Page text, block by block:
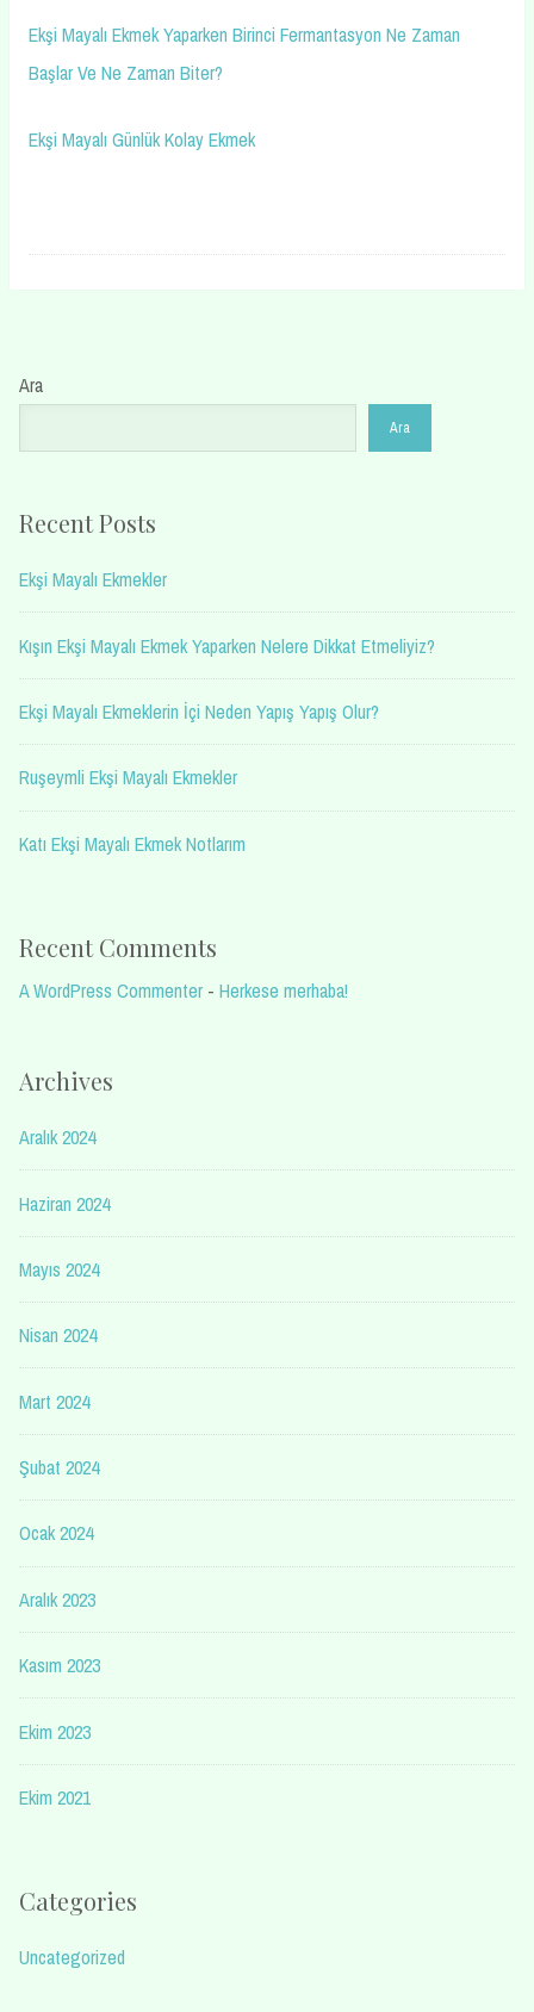
Ekşi Mayalı Ekmek Yaparken Birinci Fermantasyon Ne Zaman
Başlar Ve Ne Zaman Biter?
Ekşi Mayalı Günlük Kolay Ekmek
Ara
Ara
Recent Posts
Ekşi Mayalı Ekmekler
Kışın Ekşi Mayalı Ekmek Yaparken Nelere Dikkat Etmeliyiz?
Ekşi Mayalı Ekmeklerin İçi Neden Yapış Yapış Olur?
Ruşeymli Ekşi Mayalı Ekmekler
Katı Ekşi Mayalı Ekmek Notlarım
Recent Comments
A WordPress Commenter - Herkese merhaba!
Archives
Aralık 2024
Haziran 2024
Mayıs 2024
Nisan 2024
Mart 2024
Şubat 2024
Ocak 2024
Aralık 2023
Kasım 2023
Ekim 2023
Ekim 2021
Categories
Uncategorized